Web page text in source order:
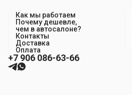
Как мы работаем
Почему дешевле,
чем в автосалоне?
Контакты
Доставка
Оплата
+7 906 086-63-66